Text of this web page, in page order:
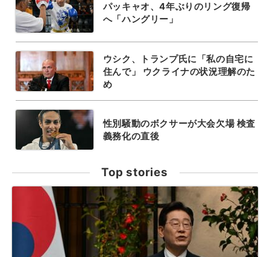
パッキャオ、4年ぶりのリング復帰
へ「ハングリー」
ウシク、トランプ氏に「私の自宅に
住んで」 ウクライナの状況理解のた
め
性別騒動のボクサーが大会欠場 検査
義務化の直後
Top stories